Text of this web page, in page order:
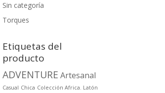
Sin categoría
Torques
Etiquetas del
producto
ADVENTURE Artesanal
Casual Chica Colección Africa. Latón